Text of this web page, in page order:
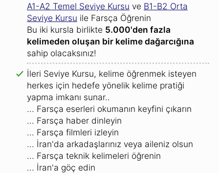
A1-A2 Temel Seviye Kursu ve B1-B2 Orta
Seviye Kursu ile Farsça Öğrenin
Bu iki kursla birlikte 5.000'den fazla
kelimeden oluşan bir kelime dağarcığına
sahip olacaksınız!
İleri Seviye Kursu, kelime öğrenmek isteyen
herkes için hedefe yönelik kelime pratiği
yapma imkanı sunar..
... Farsça eserleri okumanın keyfini çıkarın
... Farsça haber dinleyin
... Farsça filmleri izleyin
... İran'da arkadaşlarınız veya aileniz olsun
... Farsça teknik kelimeleri öğrenin
... İran'a göç edin